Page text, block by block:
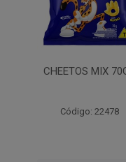
CHEETOS MIX
Código: 22478